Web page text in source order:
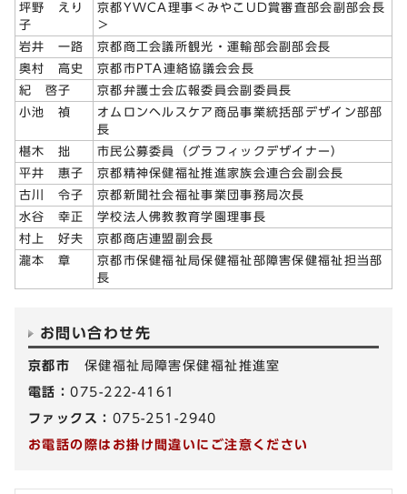
坪野 えり
子
京都YWCA理事＜みやこUD賞審査部会副部会長
＞
岩井 一路
京都商工会議所観光・運輸部会副部会長
奥村 高史
京都市PTA連絡協議会会長
紀 啓子
京都弁護士会広報委員会副委員長
小池 禎
オムロンヘルスケア商品事業統括部デザイン部部
長
椹木 拙
市民公募委員（グラフィックデザイナー）
平井 惠子
京都精神保健福祉推進家族会連合会副会長
古川 令子
京都新聞社会福祉事業団事務局次長
水谷 幸正
学校法人佛教教育学園理事長
村上 好夫
京都商店連盟副会長
瀧本 章
京都市保健福祉局保健福祉部障害保健福祉担当部
長
お問い合わせ先
京都市 保健福祉局障害保健福祉推進室
電話：075-222-4161
ファックス： 075-251-2940
お電話の際はお掛け間違いにご注意ください